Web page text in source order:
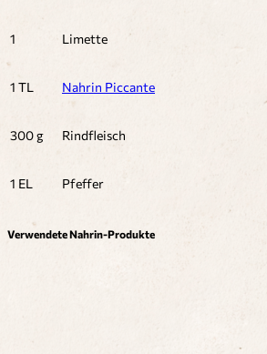
1 Limette
1 TL Nahrin Piccante
300 g Rindfleisch
1 EL Pfeffer
Verwendete Nahrin-Produkte